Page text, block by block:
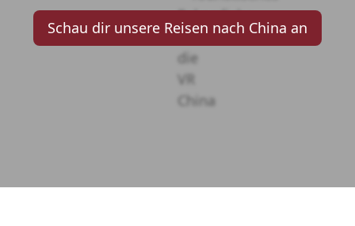
Schau dir unsere Reisen nach China an